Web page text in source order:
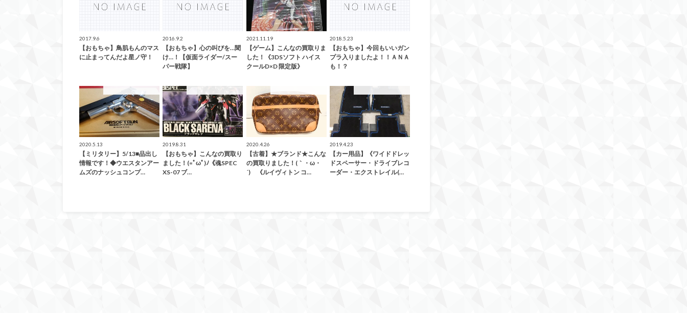
2017.9.6
【おもちゃ】鳥肌もんのマス
に止まってんだよ星ノ守！
2016.9.2
【おもちゃ】心の叫びを…聞
け…！【仮面ライダー/スー
パー戦隊】
2021.11.19
【ゲーム】こんなの買取りま
した！《3DSソフト ハイス
クールD×D 限定版》
2018.5.23
【おもちゃ】今回もいいガン
プラ入りましたよ！！ＡＮＡ
も！？
2020.5.13
【ミリタリー】5/13■品出し
情報です！◆ウエスタンアー
ムズのナッシュコンプ…
2019.8.31
【おもちゃ】こんなの買取り
ました！(=ﾟωﾟ)ﾉ《魂SPEC
XS-07 ブ…
2020.4.26
【古着】★ブランド★こんな
の買取りました！(｀・ω・
´)ゞ《ルイヴィトン コ…
2019.4.23
【カー用品】《ワイドドレッ
ドスペーサー・ドライブレコ
ーダー・エクストレイル(…